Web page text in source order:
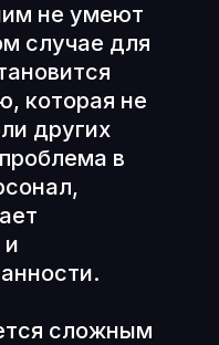
не умеют
случае для
которая не
других
в
и
сложным